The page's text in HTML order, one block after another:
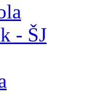
- ŠJ